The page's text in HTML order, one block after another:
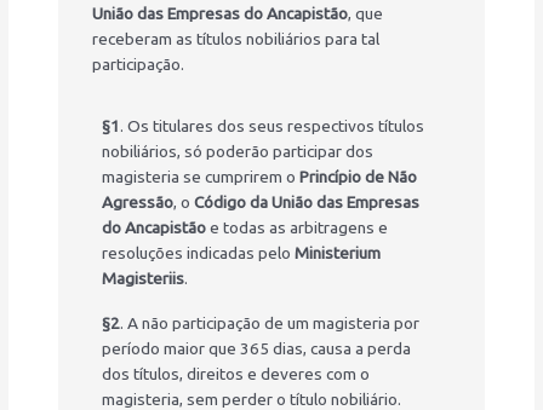
União das Empresas do Ancapistão, que
receberam as títulos nobiliários para tal
participação.
§1. Os titulares dos seus respectivos títulos
nobiliários, só poderão participar dos
magisteria se cumprirem o Princípio de Não
Agressão, o Código da União das Empresas
do Ancapistãoe todas as arbitragens e
resoluções indicadas pelo Ministerium
Magisteriis.
§2. A não participação de um magisteria por
período maior que 365 dias, causa a perda
dos títulos, direitos e deveres com o
magisteria, sem perder o título nobiliário.